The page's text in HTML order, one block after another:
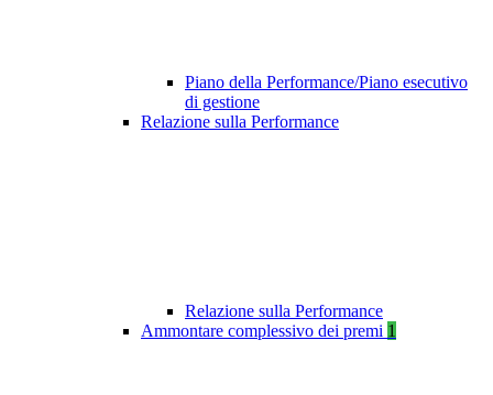
Piano della Performance/Piano esecutivo
di gestione
Relazione sulla Performance
Relazione sulla Performance
Ammontare complessivo dei premi 1